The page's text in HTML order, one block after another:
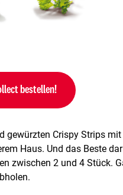
bestellen!
gewürzten Crispy Strips
Haus. Und das Beste
zwischen 2 und 4 Stück.